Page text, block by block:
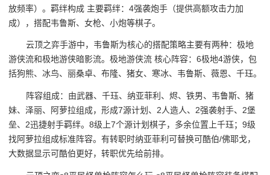
放频率）。羁绊构成 主要羁绊：4强袭炮手（提供高额攻击力加
成），搭配韦鲁斯、女枪、小炮等棋子。
云顶之弈手游中，韦鲁斯为核心的搭配策略主要有两种：极地
游侠流和极地游侠暗影流。极地游侠流 核心阵容：6极地4游侠，包
括狗熊、冰鸟、丽桑卓、布隆、猪女、寒冰、韦鲁斯、薇恩、千珏。
阵容组成：由武器、千珏、纳亚菲利、烬、铁男、韦鲁斯、猪
妹、泽丽、阿萝拉组成，形成7源计划、2人造人、2强袭射手、2堡
垒、2迅捷射手羁绊。8级上7个源计划棋子，多余位置上千珏；9级
找阿萝拉组成标准阵容。有转职时纳亚菲利可替换可酷伯/佛耶戈，
大数据显示可酷伯更好，转职优先给前排。